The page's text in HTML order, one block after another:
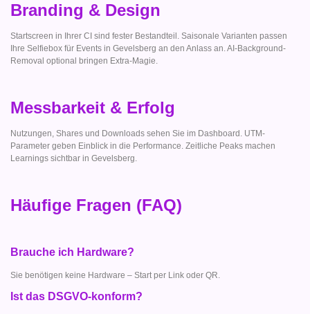
Branding & Design
Startscreen in Ihrer CI sind fester Bestandteil. Saisonale Varianten passen
Ihre Selfiebox für Events in Gevelsberg an den Anlass an. AI-Background-
Removal optional bringen Extra-Magie.
Messbarkeit & Erfolg
Nutzungen, Shares und Downloads sehen Sie im Dashboard. UTM-
Parameter geben Einblick in die Performance. Zeitliche Peaks machen
Learnings sichtbar in Gevelsberg.
Häufige Fragen (FAQ)
Brauche ich Hardware?
Sie benötigen keine Hardware – Start per Link oder QR.
Ist das DSGVO-konform?